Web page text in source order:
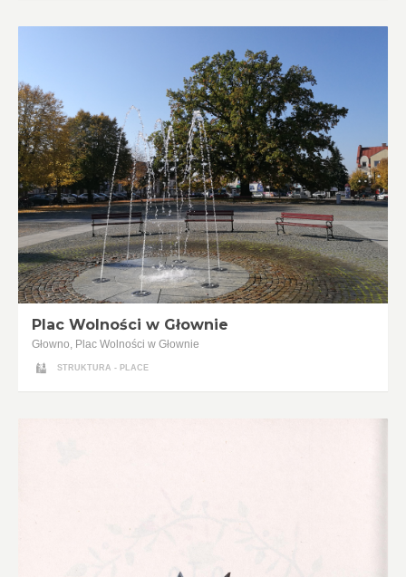
Plac Wolności w Głownie
Głowno, Plac Wolności w Głownie
STRUKTURA - PLACE